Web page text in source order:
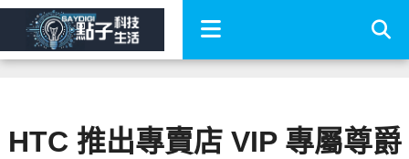
HTC 推出專賣店 VIP 專屬尊爵